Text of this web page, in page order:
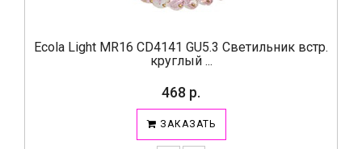
Ecola Light MR16 CD4141 GU5.3 Светильник встр.
круглый ...
468 р.
ЗАКАЗАТЬ